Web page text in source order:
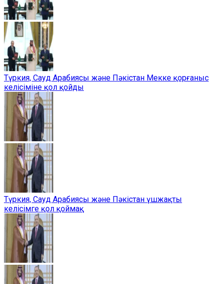
Түркия, Сауд Арабиясы және Пәкістан Мекке қорғаныс
келісіміне қол қойды
Түркия, Сауд Арабиясы және Пәкістан үшжақты
келісімге қол қоймақ